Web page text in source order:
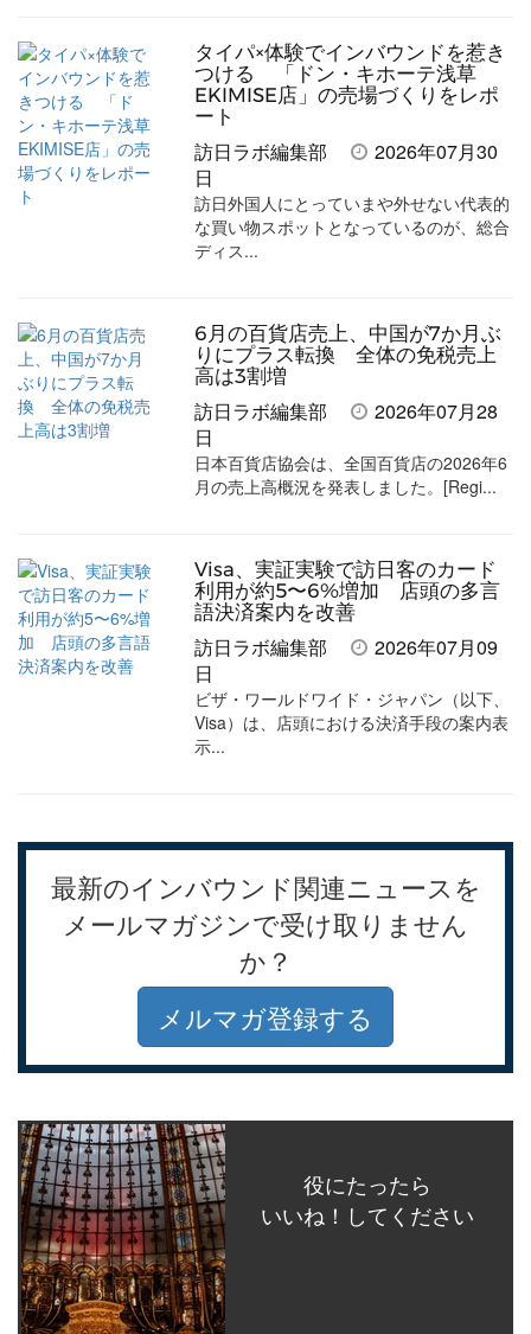
追
加
タイパ×体験でインバウンドを惹き
つける 「ドン・キホーテ浅草
EKIMISE店」の売場づくりをレポ
ート
訪日ラボ編集部
2026年07月30
日
訪日外国人にとっていまや外せない代表的
な買い物スポットとなっているのが、総合
ディス...
6月の百貨店売上、中国が7か月ぶ
りにプラス転換 全体の免税売上
高は3割増
訪日ラボ編集部
2026年07月28
日
日本百貨店協会は、全国百貨店の2026年6
月の売上高概況を発表しました。[Regi...
Visa、実証実験で訪日客のカード
利用が約5〜6%増加 店頭の多言
語決済案内を改善
訪日ラボ編集部
2026年07月09
日
ビザ・ワールドワイド・ジャパン（以下、
Visa）は、店頭における決済手段の案内表
示...
最新のインバウンド関連ニュースを
メールマガジンで受け取りません
か？
メルマガ登録する
役にたったら
いいね！してください